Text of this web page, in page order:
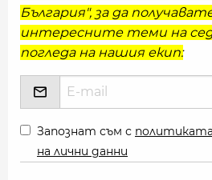
България", за да
интересните теми на
погледа на нашия екип:
Запознат съм с политиката
на лични данни